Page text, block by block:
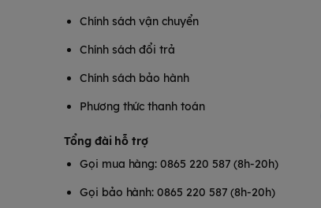
Chính sách vận chuyển
Chính sách đổi trả
Chính sách bảo hành
Phương thức thanh toán
Tổng đài hỗ trợ
Gọi mua hàng: 0865 220 587 (8h-20h)
Gọi bảo hành: 0865 220 587 (8h-20h)